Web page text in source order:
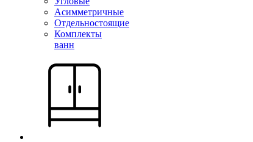
Асимметричные
Отдельностоящие
Комплекты
ванн